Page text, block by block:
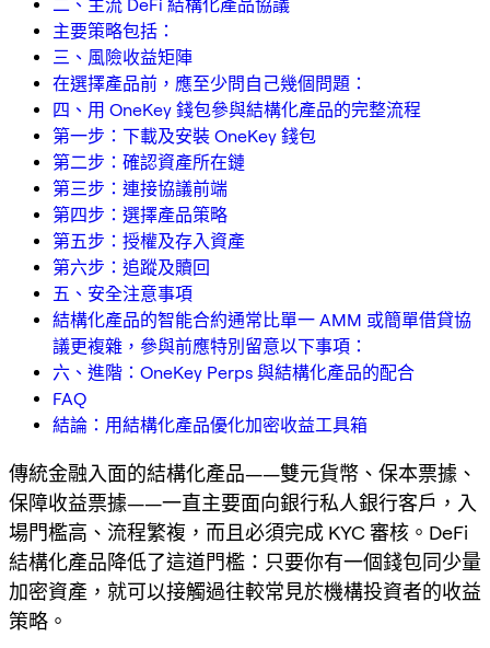
二、主流 DeFi 結構化產品協議
主要策略包括：
三、風險收益矩陣
在選擇產品前，應至少問自己幾個問題：
四、用 OneKey 錢包參與結構化產品的完整流程
第一步：下載及安裝 OneKey 錢包
第二步：確認資產所在鏈
第三步：連接協議前端
第四步：選擇產品策略
第五步：授權及存入資產
第六步：追蹤及贖回
五、安全注意事項
結構化產品的智能合約通常比單一 AMM 或簡單借貸協
議更複雜，參與前應特別留意以下事項：
六、進階：OneKey Perps 與結構化產品的配合
FAQ
結論：用結構化產品優化加密收益工具箱
傳統金融入面的結構化產品——雙元貨幣、保本票據、
保障收益票據——一直主要面向銀行私人銀行客戶，入
場門檻高、流程繁複，而且必須完成 KYC 審核。DeFi
結構化產品降低了這道門檻：只要你有一個錢包同少量
加密資產，就可以接觸過往較常見於機構投資者的收益
策略。